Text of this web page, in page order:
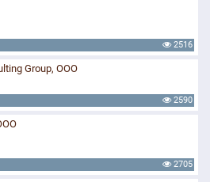
2516
Group, ООО
2590
2705